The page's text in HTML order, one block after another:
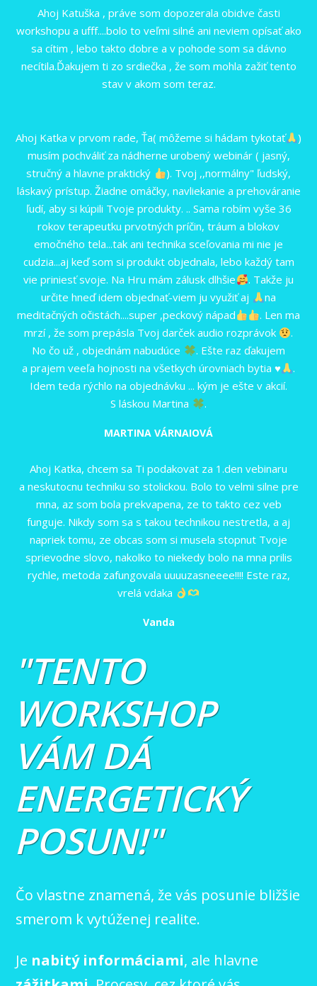
Ahoj Katuška , práve som dopozerala obidve časti
workshopu a ufff....bolo to veľmi silné ani neviem opísať ako
sa cítim , lebo takto dobre a v pohode som sa dávno
necítila.Ďakujem ti zo srdiečka , že som mohla zažiť tento
stav v akom som teraz.
Ahoj Katka v prvom rade, Ťa( môžeme si hádam tykotať
)
musím pochváliť za nádherne urobený webinár ( jasný,
stručný a hlavne praktický
). Tvoj ,,normálny" ľudský,
láskavý prístup. Žiadne omáčky, navliekanie a prehováranie
ľudí, aby si kúpili Tvoje produkty. .. Sama robím vyše 36
rokov terapeutku prvotných príčin, tráum a blokov
emočného tela...tak ani technika sceľovania mi nie je
cudzia...aj keď som si produkt objednala, lebo každý tam
vie priniesť svoje. Na Hru mám zálusk dlhšie
. Takže ju
určite hneď idem objednať-viem ju využiť aj
na
meditačných očistách....super ,peckový nápad
. Len ma
mrzí , že som prepásla Tvoj darček audio rozprávok
.
No čo už , objednám nabudúce
. Ešte raz ďakujem
a prajem veeľa hojnosti na všetkych úrovniach bytia ♥️
.
Idem teda rýchlo na objednávku ... kým je ešte v akcií.
S láskou Martina
.
MARTINA VÁRNAIOVÁ
Ahoj Katka, chcem sa Ti podakovat za 1.den vebinaru
a neskutocnu techniku so stolickou. Bolo to velmi silne pre
mna, az som bola prekvapena, ze to takto cez veb
funguje. Nikdy som sa s takou technikou nestretla, a aj
napriek tomu, ze obcas som si musela stopnut Tvoje
sprievodne slovo, nakolko to niekedy bolo na mna prilis
rychle, metoda zafungovala uuuuzasneeee!!!! Este raz,
vrelá vdaka
Vanda
"TENTO
WORKSHOP
VÁM DÁ
ENERGETICKÝ
POSUN!"
Čo vlastne znamená, že vás posunie bližšie
smerom k vytúženej realite.
Je nabitý informáciami, ale hlavne